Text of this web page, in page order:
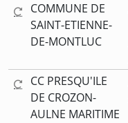
COMMUNE DE
SAINT-ETIENNE-
DE-MONTLUC
CC PRESQU'ILE
DE CROZON-
AULNE MARITIME